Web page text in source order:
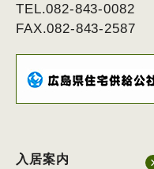
TEL.082-843-0082
FAX.082-843-2587
入居案内